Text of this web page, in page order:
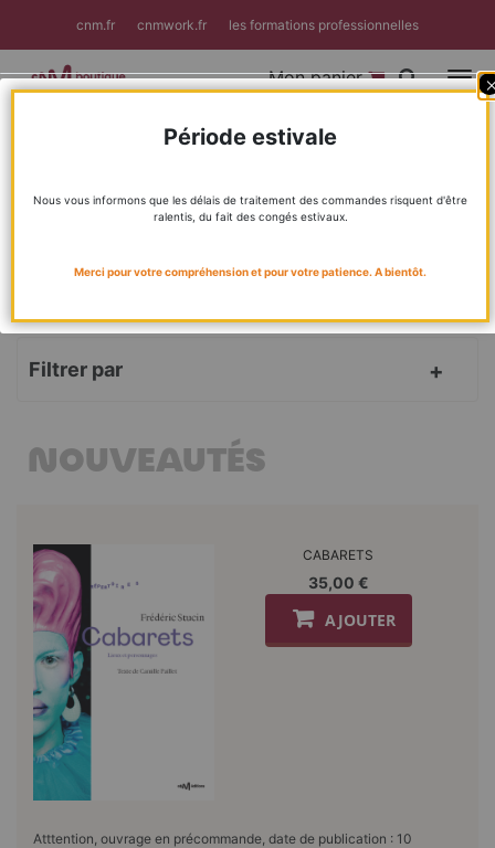
cnm.fr cnmwork.fr les formations professionnelles
Mon panier
MÉTIERS DE LA MUSIQUE CNMLAB
NOUVEAUTÉS
CABARETS
35,00 €
AJOUTER
Atttention, ouvrage en précommande, date de publication : 10
Filtrer par
Période estivale
Nous vous informons que les délais de traitement des commandes risquent d'être
ralentis, du fait des congés estivaux.
Merci pour votre compréhension et pour votre patience. A bientôt.